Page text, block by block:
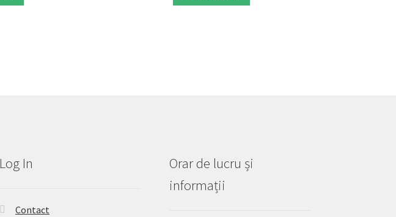
Log In
Contact
Orar de lucru și
informații